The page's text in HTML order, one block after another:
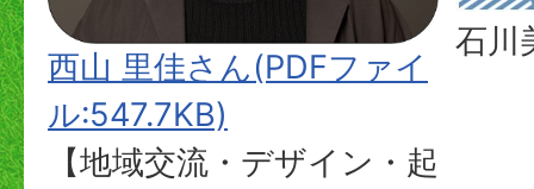
西山 里佳さん(PDFファイ
ル:547.7KB)
【地域交流・デザイン・起
石川